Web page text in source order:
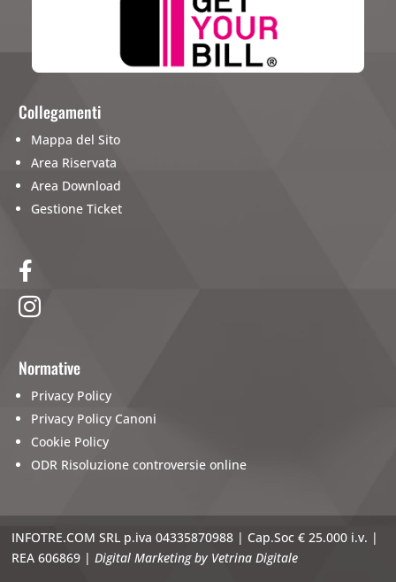
Collegamenti
Mappa del Sito
Area Riservata
Area Download
Gestione Ticket


Normative
Privacy Policy
Privacy Policy Canoni
Cookie Policy
ODR Risoluzione controversie online
INFOTRE.COM SRL p.iva 04335870988 | Cap.Soc € 25.000 i.v. |
REA 606869 | Digital Marketing by Vetrina Digitale